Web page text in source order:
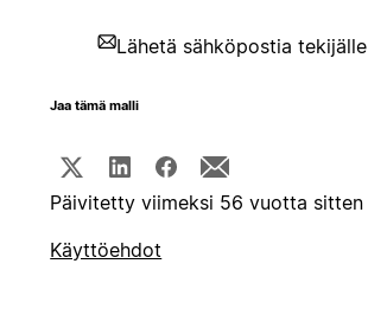
Lähetä sähköpostia tekijälle
Jaa tämä malli
Päivitetty viimeksi 56 vuotta sitten
Käyttöehdot